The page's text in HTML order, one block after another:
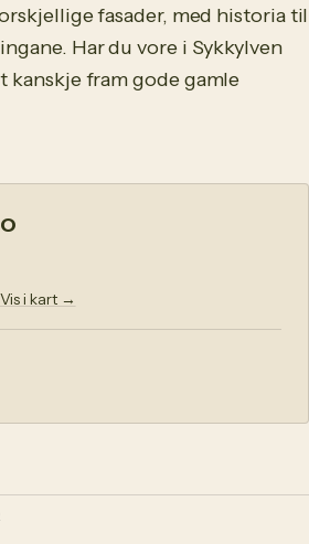
fasader, med historia til
Har du vore i Sykkylven
kanskje fram gode gamle
Vis i kart →